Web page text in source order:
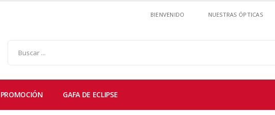
BIENVENIDO NUESTRAS ÓPTICAS
PROMOCIÓN GAFA DE ECLIPSE